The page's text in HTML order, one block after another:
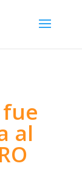
fue
al